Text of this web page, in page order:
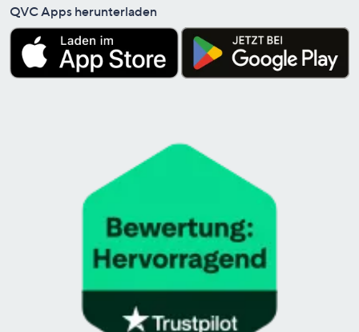
QVC Apps herunterladen